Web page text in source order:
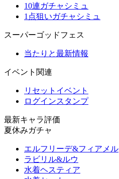
10連ガチャシミュ
1点狙いガチャシミュ
スーパーゴッドフェス
当たりと最新情報
イベント関連
リセットイベント
ログインスタンプ
最新キャラ評価
夏休みガチャ
エルフリーデ&フィアメル
ラビリル&ルウ
水着ヘスティア